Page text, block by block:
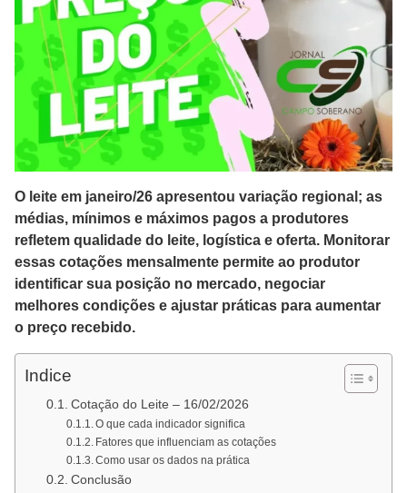
O leite em janeiro/26 apresentou variação regional; as
médias, mínimos e máximos pagos a produtores
refletem qualidade do leite, logística e oferta. Monitorar
essas cotações mensalmente permite ao produtor
identificar sua posição no mercado, negociar
melhores condições e ajustar práticas para aumentar
o preço recebido.
Indice
Cotação do Leite – 16/02/2026
O que cada indicador significa
Fatores que influenciam as cotações
Como usar os dados na prática
Conclusão